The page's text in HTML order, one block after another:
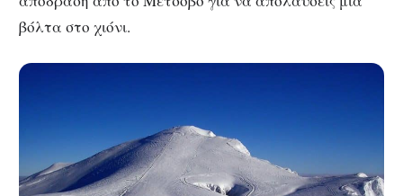
βόλτα στο χιόνι.